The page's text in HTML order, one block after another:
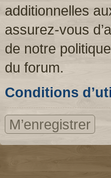
additionnelles
assurez-vous
de notre
du forum.
Conditions
M’enregistrer